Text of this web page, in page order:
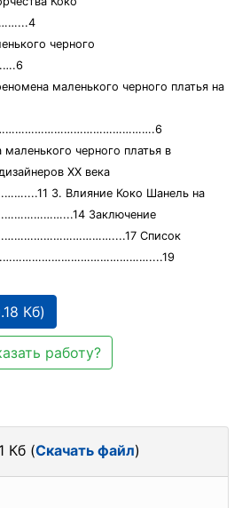
черного
маленького черного платья на
черного платья в
XX века
3. Влияние Коко Шанель на
Заключение
Список
Кб)
работу?
Кб (Скачать файл)